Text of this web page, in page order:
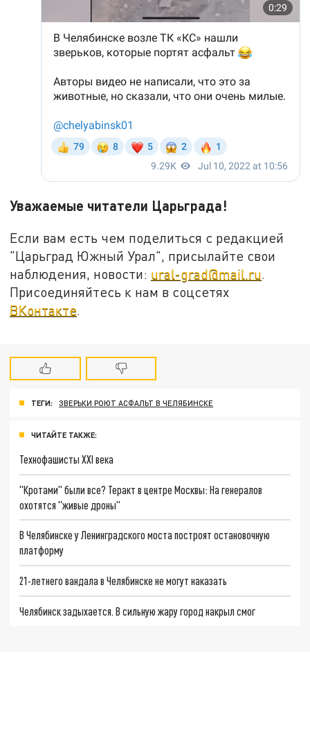
Уважаемые читатели Царьграда!
Если вам есть чем поделиться с редакцией
"Царьград Южный Урал", присылайте свои
наблюдения, новости: ural-grad@mail.ru
Присоединяйтесь к нам в соцсетях
ВКонтакте
ТЕГИ: ЗВЕРЬКИ РОЮТ АСФАЛЬТ В ЧЕЛЯБИНСКЕ
ЧИТАЙТЕ ТАКЖЕ:
Технофашисты XXI века
"Кротами" были все? Теракт в центре Москвы: На генералов
охотятся "живые дроны"
В Челябинске у Ленинградского моста построят остановочную
платформу
21-летнего вандала в Челябинске не могут наказать
Челябинск задыхается. В сильную жару город накрыл смог